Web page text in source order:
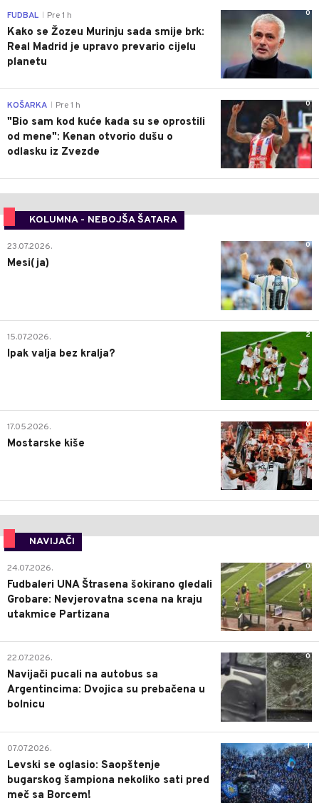
0
FUDBAL Pre 1 h
Kako se Žozeu Murinju sada smije brk:
Real Madrid je upravo prevario cijelu
planetu
0
KOŠARKA Pre 1 h
"Bio sam kod kuće kada su se oprostili
od mene": Kenan otvorio dušu o
odlasku iz Zvezde
KOLUMNA - NEBOJŠA ŠATARA
0
23.07.2026.
Mesi(ja)
2
15.07.2026.
Ipak valja bez kralja?
0
17.05.2026.
Mostarske kiše
NAVIJAČI
0
24.07.2026.
Fudbaleri UNA Štrasena šokirano gledali
Grobare: Nevjerovatna scena na kraju
utakmice Partizana
0
22.07.2026.
Navijači pucali na autobus sa
Argentincima: Dvojica su prebačena u
bolnicu
1
07.07.2026.
Levski se oglasio: Saopštenje
bugarskog šampiona nekoliko sati pred
meč sa Borcem!